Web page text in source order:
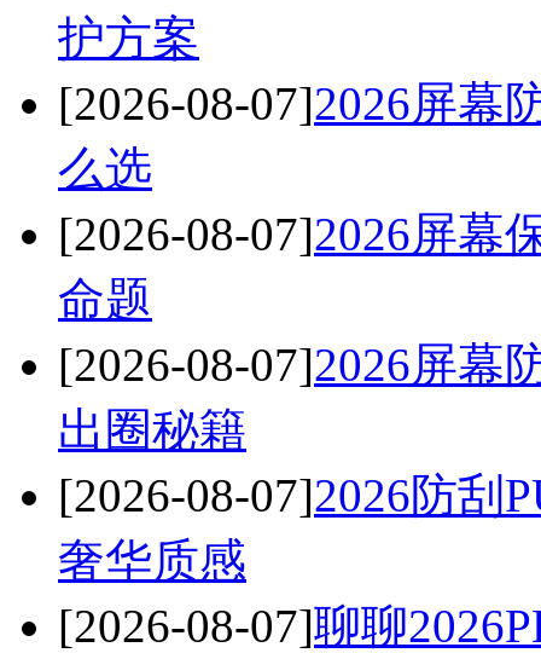
护方案
[2026-08-07]2026屏幕
么选
[2026-08-07]2026屏幕
命题
[2026-08-07]2026屏幕
出圈秘籍
[2026-08-07]2026防刮
奢华质感
[2026-08-07]聊聊